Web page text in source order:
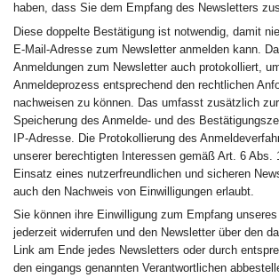
haben, dass Sie dem Empfang des Newsletters
Diese doppelte Bestätigung ist notwendig, damit
E-Mail-Adresse zum Newsletter anmelden kann.
Anmeldungen zum Newsletter auch protokolliert,
Anmeldeprozess entsprechend den rechtlichen
nachweisen zu können. Das umfasst zusätzlich
Speicherung des Anmelde- und des
IP-Adresse. Die Protokollierung des
unserer berechtigten Interessen gemäß Art. 6 Abs.
Einsatz eines nutzerfreundlichen und sicheren
auch den Nachweis von Einwilligungen erlaubt.
Sie können ihre Einwilligung zum Empfang
jederzeit widerrufen und den Newsletter über den
Link am Ende jedes Newsletters oder durch
den eingangs genannten Verantwortlichen